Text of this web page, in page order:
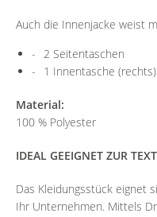
Auch die Innenjacke weist
2 Seitentaschen
1 Innentasche
Material:
100 % Polyester
IDEAL GEEIGNET ZUR
Das Kleidungsstück eignet
Ihr Unternehmen. Mittels